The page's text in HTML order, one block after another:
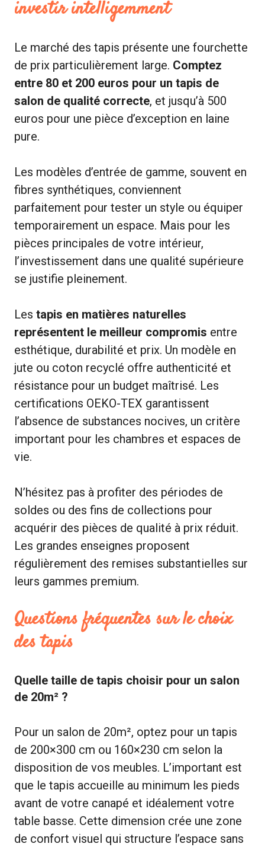
investir intelligemment
Le marché des tapis présente une fourchette
de prix particulièrement large. Comptez
entre 80 et 200 euros pour un tapis de
salon de qualité correcte, et jusqu’à 500
euros pour une pièce d’exception en laine
pure.
Les modèles d’entrée de gamme, souvent en
fibres synthétiques, conviennent
parfaitement pour tester un style ou équiper
temporairement un espace. Mais pour les
pièces principales de votre intérieur,
l’investissement dans une qualité supérieure
se justifie pleinement.
Les tapis en matières naturelles
représentent le meilleur compromis entre
esthétique, durabilité et prix. Un modèle en
jute ou coton recyclé offre authenticité et
résistance pour un budget maîtrisé. Les
certifications OEKO-TEX garantissent
l’absence de substances nocives, un critère
important pour les chambres et espaces de
vie.
N’hésitez pas à profiter des périodes de
soldes ou des fins de collections pour
acquérir des pièces de qualité à prix réduit.
Les grandes enseignes proposent
régulièrement des remises substantielles sur
leurs gammes premium.
Questions fréquentes sur le choix
des tapis
Quelle taille de tapis choisir pour un salon
de 20m² ?
Pour un salon de 20m², optez pour un tapis
de 200×300 cm ou 160×230 cm selon la
disposition de vos meubles. L’important est
que le tapis accueille au minimum les pieds
avant de votre canapé et idéalement votre
table basse. Cette dimension crée une zone
de confort visuel qui structure l’espace sans